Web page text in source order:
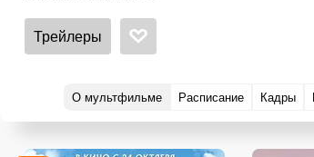
Трейлеры
О мультфильме Расписание Кадры